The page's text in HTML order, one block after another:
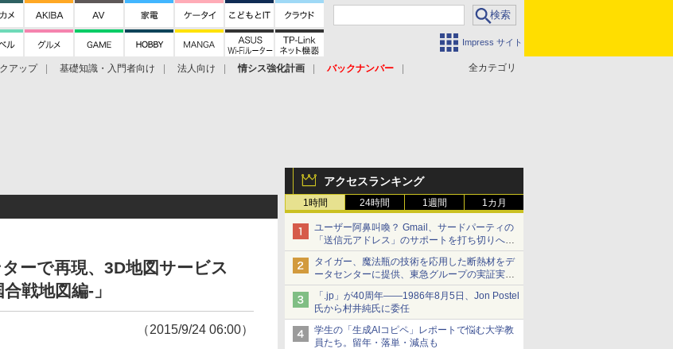
Impress サイト
全カテゴリ
アップ 基礎知識・入門者向け 法人向け 情シス強化計画
バックナンバー
アクセスランキング
1時間 24時間 1週間 1カ月
ユーザー阿鼻叫喚？ Gmail、サードパーティの
「送信元アドレス」のサポートを打ち切りへ
【やじうまWatch】
タイガー、魔法瓶の技術を応用した断熱材をデ
ータセンターに提供、東急グループの実証実験
で 「ステンレス密封真空断熱パネル TIVIP」
「.jp」が40周年――1986年8月5日、Jon Postel
氏から村井純氏に委任
学生の「生成AIコピペ」レポートで悩む大学教
員たち。留年・落単・減点も
ーで再現、3D地図サービス
戦地図編-」
（2015/9/24 06:00）